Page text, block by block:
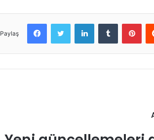
Paylaş
FacebookTwitter LinkedInTumblr